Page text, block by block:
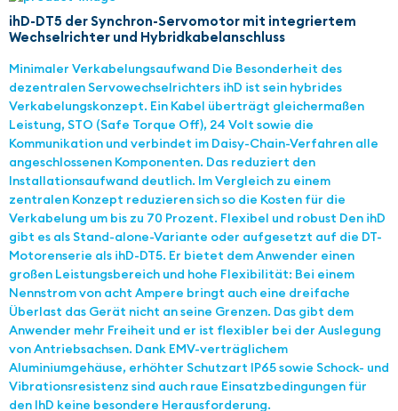
ihD-DT5 der Synchron-Servomotor mit integriertem
Wechselrichter und Hybridkabelanschluss
Minimaler Verkabelungsaufwand Die Besonderheit des
dezentralen Servowechselrichters ihD ist sein hybrides
Verkabelungskonzept. Ein Kabel überträgt gleichermaßen
Leistung, STO (Safe Torque Off), 24 Volt sowie die
Kommunikation und verbindet im Daisy-Chain-Verfahren alle
angeschlossenen Komponenten. Das reduziert den
Installationsaufwand deutlich. Im Vergleich zu einem
zentralen Konzept reduzieren sich so die Kosten für die
Verkabelung um bis zu 70 Prozent. Flexibel und robust Den ihD
gibt es als Stand-alone-Variante oder aufgesetzt auf die DT-
Motorenserie als ihD-DT5. Er bietet dem Anwender einen
großen Leistungsbereich und hohe Flexibilität: Bei einem
Nennstrom von acht Ampere bringt auch eine dreifache
Überlast das Gerät nicht an seine Grenzen. Das gibt dem
Anwender mehr Freiheit und er ist flexibler bei der Auslegung
von Antriebsachsen. Dank EMV-verträglichem
Aluminiumgehäuse, erhöhter Schutzart IP65 sowie Schock- und
Vibrationsresistenz sind auch raue Einsatzbedingungen für
den IhD keine besondere Herausforderung.